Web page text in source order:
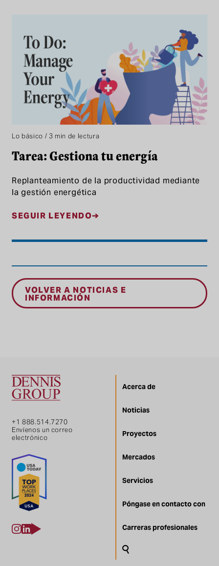
Lo básico / 3 min de lectura
Tarea: Gestiona tu energía
Replanteamiento de la productividad mediante
la gestión energética
SEGUIR LEYENDO
VOLVER A NOTICIAS E
INFORMACIÓN
+1 888.514.7270
Envíenos un correo
electrónico
Acerca de
Noticias
Proyectos
Mercados
Servicios
Póngase en contacto con
Carreras profesionales